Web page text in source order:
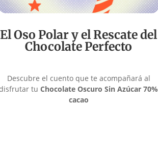
El Oso Polar y el Rescate del
Chocolate Perfecto
Descubre el cuento que te acompañará al
tuChocolate Oscuro Sin Azúcar 70%
cacao